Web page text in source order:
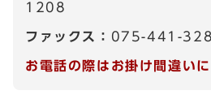
1208
ファックス： 075-441-
お電話の際はお掛け間違い